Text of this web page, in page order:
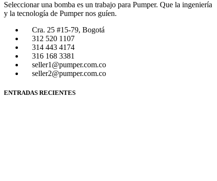
Seleccionar una bomba es un trabajo para Pumper. Que la ingeniería
y la tecnología de Pumper nos guíen.
Cra. 25 #15-79, Bogotá
312 520 1107
314 443 4174
316 168 3381
seller1@pumper.com.co
seller2@pumper.com.co
ENTRADAS RECIENTES